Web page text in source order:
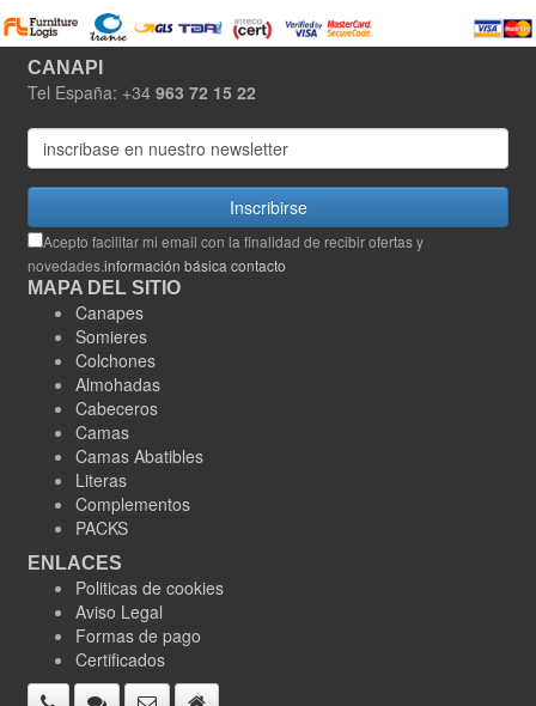
CANAPI
Tel España: +34 963 72 15 22
Inscribirse
Acepto facilitar mi email con la finalidad de recibir ofertas y
novedades.información básica contacto
MAPA DEL SITIO
Canapes
Somieres
Colchones
Almohadas
Cabeceros
Camas
Camas Abatibles
Literas
Complementos
PACKS
ENLACES
Politicas de cookies
Aviso Legal
Formas de pago
Certificados